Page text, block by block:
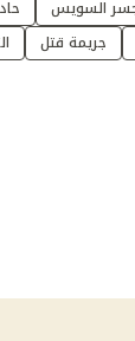
السويس
جريمة قتل